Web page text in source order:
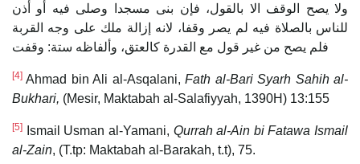
ولا يصح الوقف الا بالقول، فإن بنى مسجدا وصلى فيه أو أذن
للناس بالصلاة فيه لم يصر وقفا، لانه إزالة ملك على وجه القربة
فلم يصح من غير قول مع القدرة كالعتق، وألفاظه ستة: وقفت
[4] Ahmad bin Ali al-Asqalani,Fath al-Bari Syarh Sahih al-
Bukhari, (Mesir, Maktabah al-Salafiyyah, 1390H) 13:155
[5] Ismail Usman al-Yamani, Qurrah al-Ain bi Fatawa Ismail
al-Zain, (T.tp: Maktabah al-Barakah, t.t), 75.